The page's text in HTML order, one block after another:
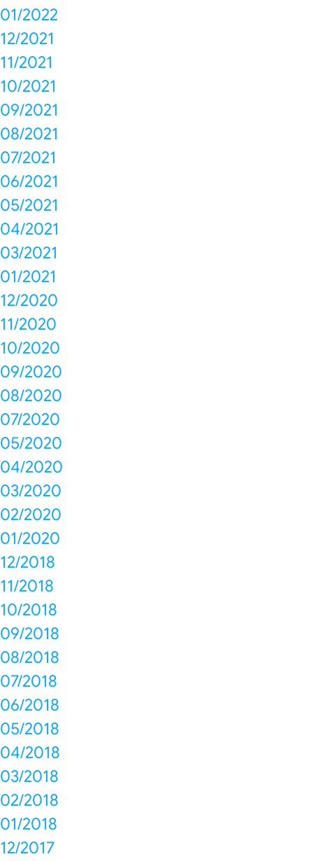
01/2022
12/2021
11/2021
10/2021
09/2021
08/2021
07/2021
06/2021
05/2021
04/2021
03/2021
01/2021
12/2020
11/2020
10/2020
09/2020
08/2020
07/2020
05/2020
04/2020
03/2020
02/2020
01/2020
12/2018
11/2018
10/2018
09/2018
08/2018
07/2018
06/2018
05/2018
04/2018
03/2018
02/2018
01/2018
12/2017